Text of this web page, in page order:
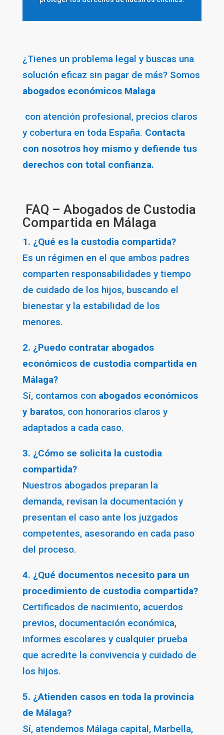
¿Tienes un problema legal y buscas una
solución eficaz sin pagar de más? Somos
abogados económicos Malaga
con atención profesional, precios claros
y cobertura en toda España. Contacta
con nosotros hoy mismo y defiende tus
derechos con total confianza.
FAQ – Abogados de Custodia
Compartida en Málaga
1. ¿Qué es la custodia compartida?
Es un régimen en el que ambos padres
comparten responsabilidades y tiempo
de cuidado de los hijos, buscando el
bienestar y la estabilidad de los
menores.
2. ¿Puedo contratar abogados
económicos de custodia compartida en
Málaga?
Sí, contamos con abogados económicos
y baratos, con honorarios claros y
adaptados a cada caso.
3. ¿Cómo se solicita la custodia
compartida?
Nuestros abogados preparan la
demanda, revisan la documentación y
presentan el caso ante los juzgados
competentes, asesorando en cada paso
del proceso.
4. ¿Qué documentos necesito para un
procedimiento de custodia compartida?
Certificados de nacimiento, acuerdos
previos, documentación económica,
informes escolares y cualquier prueba
que acredite la convivencia y cuidado de
los hijos.
5. ¿Atienden casos en toda la provincia
de Málaga?
Sí, atendemos Málaga capital, Marbella,